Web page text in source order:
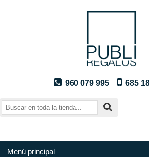
960 079 995 685
Menú principal